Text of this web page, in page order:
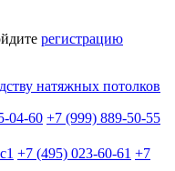
регистрацию
04-60 +7 (999) 889-50-55
+7 (495) 023-60-61 +7